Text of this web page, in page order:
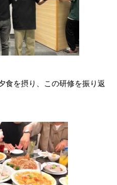
食を摂り、この研修を振り返